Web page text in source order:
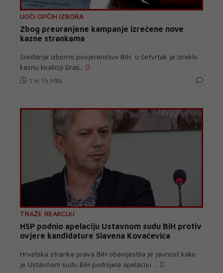
UOČI OPĆIH IZBORA
Zbog preuranjene kampanje izrečene nove
kazne strankama
Središnje izborno povjerenstvo BiH u četvrtak je izreklo
kaznu koaliciji Draš...
1 H 15 MIN
TRAŽE REAKCIJU
HSP podnio apelaciju Ustavnom sudu BiH protiv
ovjere kandidature Slavena Kovačevića
Hrvatska stranka prava BiH obavijestila je javnost kako
je Ustavnom sudu BiH podnijela apelaciju ...